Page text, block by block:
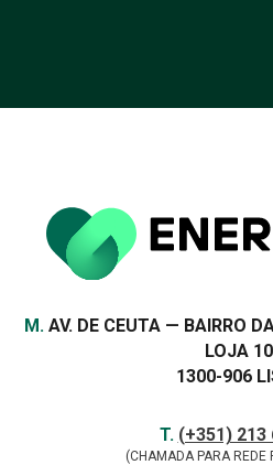
Morada
M. AV. DE CEUTA — BAIRRO
LOJA
1300-906
T. (+351) 213
(CHAMADA PARA REDE